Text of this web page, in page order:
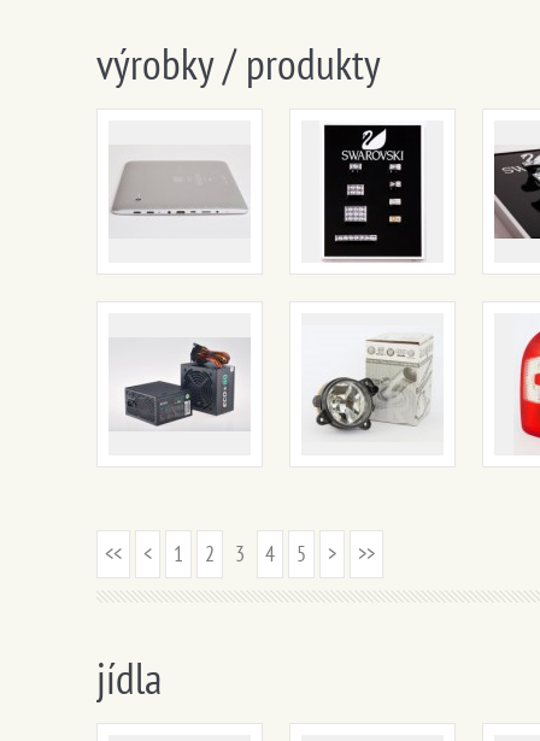
výrobky / produkty
<< < 1 2 3 4 5 > >>
jídla